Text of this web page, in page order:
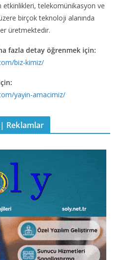
etkinlikleri, telekomünikasyon ve
birçok teknoloji alanında
üretmektedir.
fazla detay öğrenmek için:
biz-kimiz/
yayin-amacimiz/
Reklamlar